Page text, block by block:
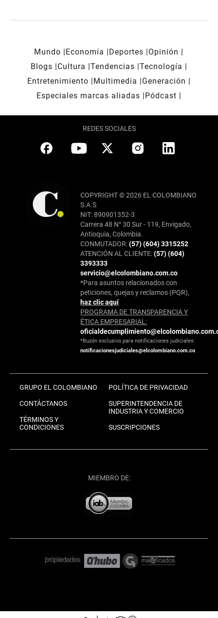
Mundo Economía Deportes
Opinión
Blogs
Cultura Tendencias Tecnología
Entretenimiento
Multimedia
Generación
Especiales marcas aliadas
Pódcast
REDES SOCIALES
COPYRIGHT © 2026 EL COLOMBIANO
S.A.S
NIT: 890901352-3
Carrera 48 N° 30 Sur - 119, Envigado,
Antioquia, Colombia.
CONMUTADOR:(57) (604) 3315252
ATENCIÓN AL CLIENTE:(57) (604)
3393333
servicio@elcolombiano.com.co
*Para asuntos relacionados con
peticiones, quejas y reclamos (PQR),
haz clic aquí
PROGRAMA DE TRANSPARENCIA Y
ÉTICA EMPRESARIAL:
*Buzón exclusivo para notificaciones judiciales:
notificacionesjudiciales@elcolombiano.com.co
GRUPO EL COLOMBIANO
CONTÁCTANOS
TÉRMINOS Y
CONDICIONES
POLÍTICA DE PRIVACIDAD
SUPERINTENDENCIA DE
INDUSTRIA Y COMERCIO
SUSCRIPCIONES
MIEMBRO DE: